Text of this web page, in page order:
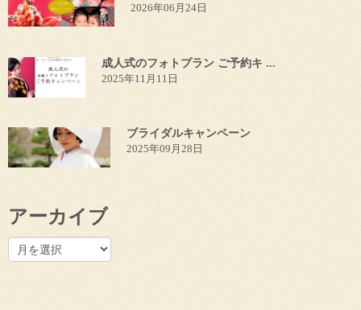
2026年06月24日
成人式のフォトプラン ご予約キ ...
2025年11月11日
ブライダルキャンペーン
2025年09月28日
アーカイブ